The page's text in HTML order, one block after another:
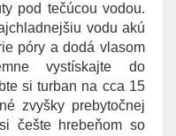
pod tečúcou vodou.
vodu akú
póry a dodá vlasom
vystískajte do
si turban na cca 15
zvyšky prebytočnej
češte hrebeňom so